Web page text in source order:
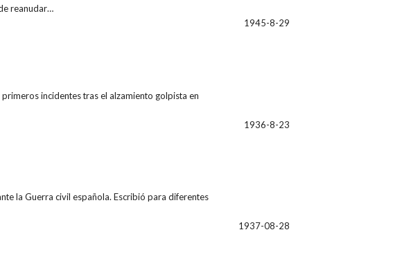
reanudar…
1945-8-29
incidentes tras el alzamiento golpista en
1936-8-23
la Guerra civil española. Escribió para diferentes
1937-08-28